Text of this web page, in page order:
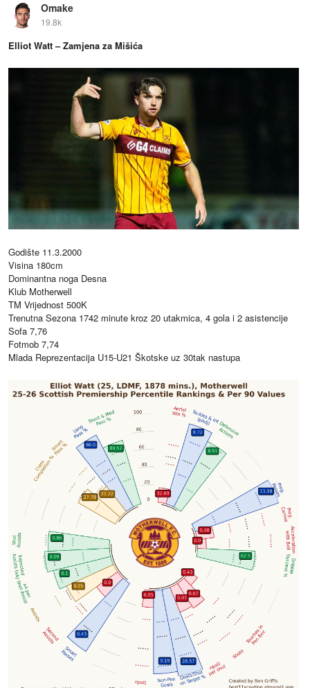
Omake
19.8k
Elliot Watt – Zamjena za Mišića
Godište 11.3.2000
Visina 180cm
Dominantna noga Desna
Klub Motherwell
TM Vrijednost 500K
Trenutna Sezona 1742 minute kroz 20 utakmica, 4 gola i 2 asistencije
Sofa 7,76
Fotmob 7,74
Mlada Reprezentacija U15-U21 Škotske uz 30tak nastupa